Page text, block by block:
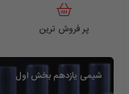
پر فروش ترین
شیمی یازدهم بخش اول